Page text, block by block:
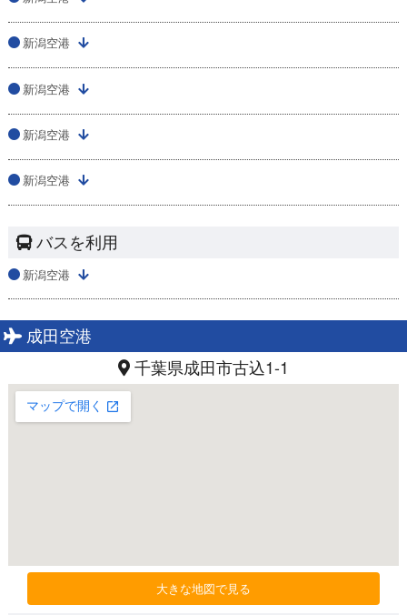
新潟空港
新潟空港
新潟空港
新潟空港
バスを利用
新潟空港
成田空港
千葉県成田市古込1-1
大きな地図で見る